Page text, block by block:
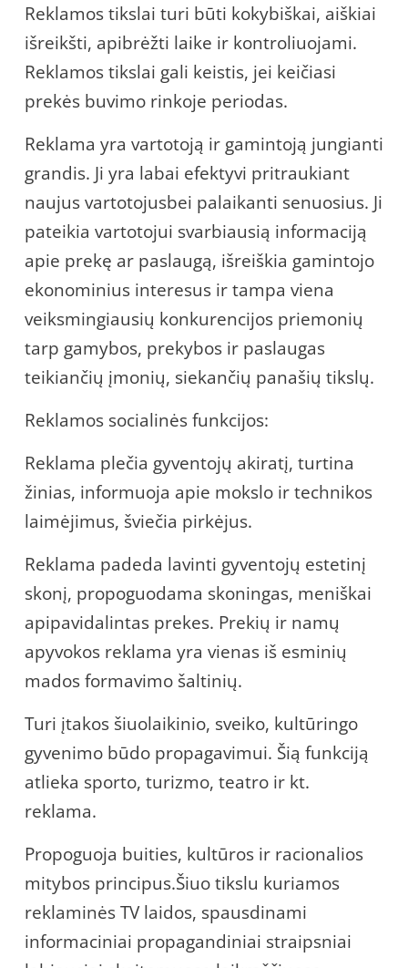
Reklamos tikslai turi būti kokybiškai, aiškiai
išreikšti, apibrėžti laike ir kontroliuojami.
Reklamos tikslai gali keistis, jei keičiasi
prekės buvimo rinkoje periodas.
Reklama yra vartotoją ir gamintoją jungianti
grandis. Ji yra labai efektyvi pritraukiant
naujus vartotojusbei palaikanti senuosius. Ji
pateikia vartotojui svarbiausią informaciją
apie prekę ar paslaugą, išreiškia gamintojo
ekonominius interesus ir tampa viena
veiksmingiausių konkurencijos priemonių
tarp gamybos, prekybos ir paslaugas
teikiančių įmonių, siekančių panašių tikslų.
Reklamos socialinės funkcijos:
Reklama plečia gyventojų akiratį, turtina
žinias, informuoja apie mokslo ir technikos
laimėjimus, šviečia pirkėjus.
Reklama padeda lavinti gyventojų estetinį
skonį, propoguodama skoningas, meniškai
apipavidalintas prekes. Prekių ir namų
apyvokos reklama yra vienas iš esminių
mados formavimo šaltinių.
Turi įtakos šiuolaikinio, sveiko, kultūringo
gyvenimo būdo propagavimui. Šią funkciją
atlieka sporto, turizmo, teatro ir kt.
reklama.
Propoguoja buities, kultūros ir racionalios
mitybos principus.Šiuo tikslu kuriamos
reklaminės TV laidos, spausdinami
informaciniai propagandiniai straipsniai